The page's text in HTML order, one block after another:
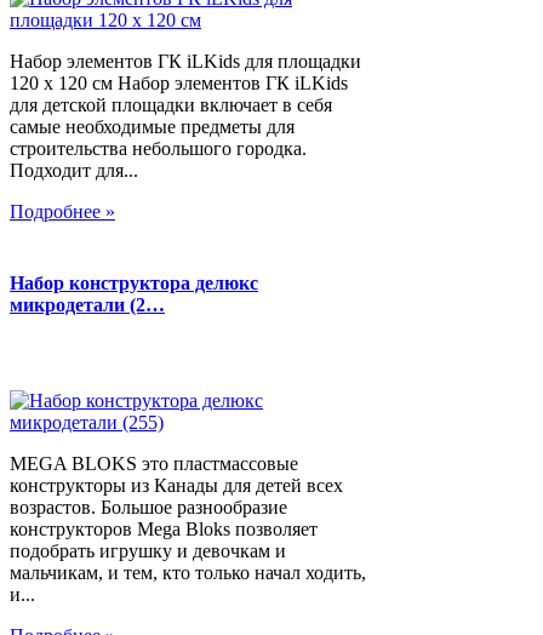
Набор элементов ГК iLKids для площадки
120 х 120 см Набор элементов ГК iLKids
для детской площадки включает в себя
самые необходимые предметы для
строительства небольшого городка.
Подходит для...
Подробнее »
Набор конструктора делюкс
микродетали (2…
MEGA BLOKS это пластмассовые
конструкторы из Канады для детей всех
возрастов. Большое разнообразие
конструкторов Mega Bloks позволяет
подобрать игрушку и девочкам и
мальчикам, и тем, кто только начал ходить,
и...